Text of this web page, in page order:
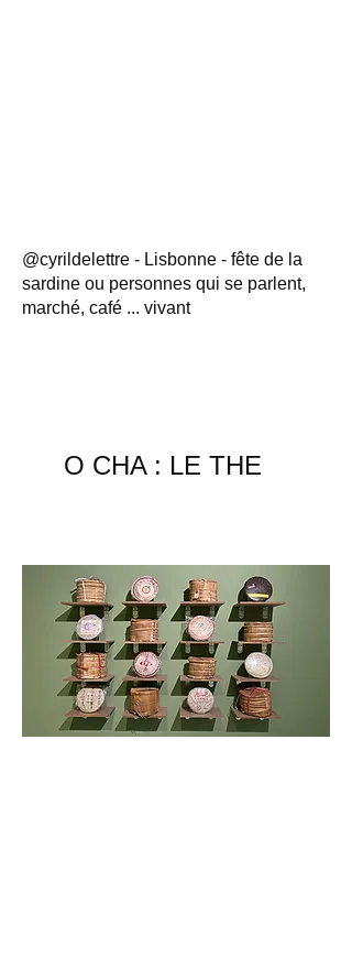
@cyrildelettre - Lisbonne - fête de la
sardine ou personnes qui se parlent,
marché, café ... vivant
O CHA : LE THE